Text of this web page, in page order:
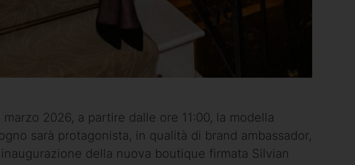
2026, a partire dalle ore 11:00, la modella
sarà protagonista, in qualità di brand ambassador,
della nuova boutique firmata Silvian